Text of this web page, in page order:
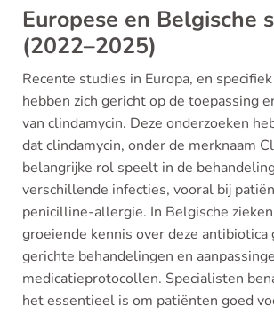
Europese en Belgische
(2022–2025)
Recente studies in Europa, en
hebben zich gericht op de toepassing
van clindamycin. Deze onderzoeken
dat clindamycin, onder de merknaam
belangrijke rol speelt in de
verschillende infecties, vooral bij
penicilline-allergie. In Belgische
groeiende kennis over deze
gerichte behandelingen en
medicatieprotocollen. Specialisten
het essentieel is om patiënten goed